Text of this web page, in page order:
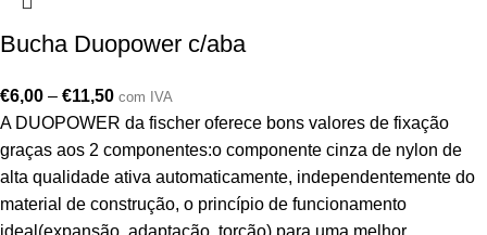
Bucha Duopower c/aba
€6,00 – €11,50 com IVA
A DUOPOWER da fischer oferece bons valores de fixação
graças aos 2 componentes:o componente cinza de nylon de
alta qualidade ativa automaticamente, independentemente do
material de construção, o princípio de funcionamento
ideal(expansão, adaptação, torção) para uma melhor